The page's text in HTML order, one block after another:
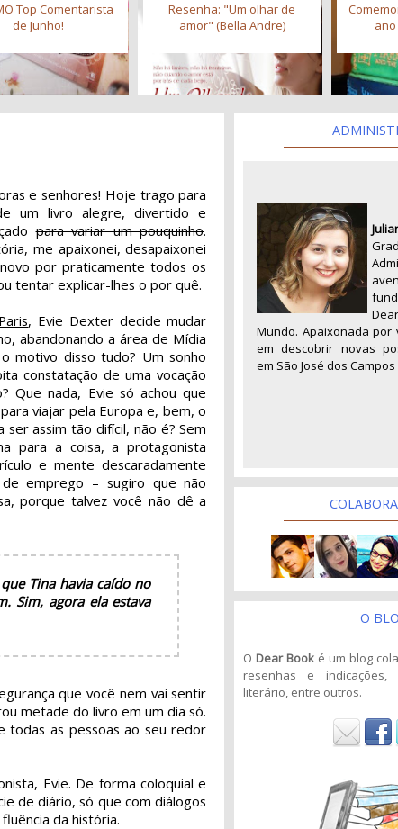
Top Comentarista
de Junho!
Resenha: "Um olhar de
amor" (Bella Andre)
e senhores! Hoje trago para
um livro alegre, divertido e
para variar um pouquinho.
me apaixonei, desapaixonei
por praticamente todos os
tentar explicar-lhes o por quê.
, Evie Dexter decide mudar
abandonando a área de Mídia
motivo disso tudo? Um sonho
constatação de uma vocação
Que nada, Evie só achou que
viajar pela Europa e, bem, o
ser assim tão difícil, não é? Sem
para a coisa, a protagonista
e mente descaradamente
emprego – sugiro que não
porque talvez você não dê a
Tina havia caído no
Sim, agora ela estava
que você nem vai sentir
metade do livro em um dia só.
todas as pessoas ao seu redor
Evie. De forma coloquial e
de diário, só que com diálogos
da história.
Mundo. Apaixonada por
em descobrir novas
em São José dos Campos
O
O Dear Book é um blog
resenhas e
literário, entre outros.